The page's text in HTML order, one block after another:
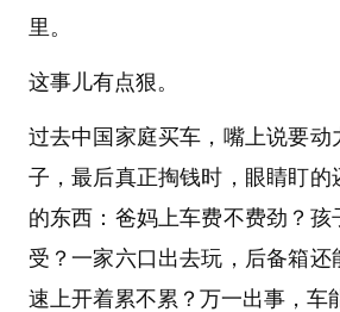
里。
这事儿有点狠。
过去中国家庭买车，嘴上说要动
子，最后真正掏钱时，眼睛盯的
的东西：爸妈上车费不费劲？孩
受？一家六口出去玩，后备箱还
速上开着累不累？万一出事，车